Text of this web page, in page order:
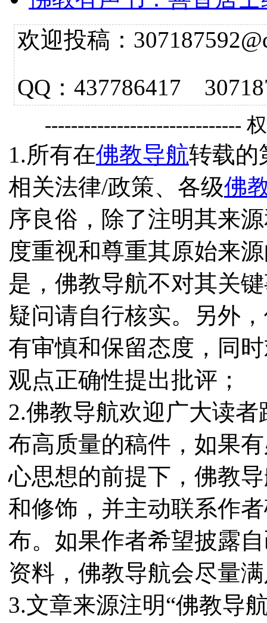
欢迎投稿：
QQ：437786417
------------------------------
1.所有在佛教导航转载的
相关法律/政策、各级佛
序良俗，除了注明其来
度重视和尊重其原始来
是，佛教导航不对其关
疑问请自行核实。另外
有审慎和保留态度，同
观点正确性提出批评；
2.佛教导航欢迎广大读
布高质量的稿件，如果
心思想的前提下，佛教
和修饰，并主动联系作
布。如果作者希望披露
资料，佛教导航会尽量
3.文章来源注明“佛教导